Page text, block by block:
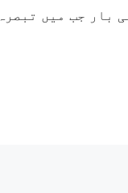
بار جب میں تبصرہ